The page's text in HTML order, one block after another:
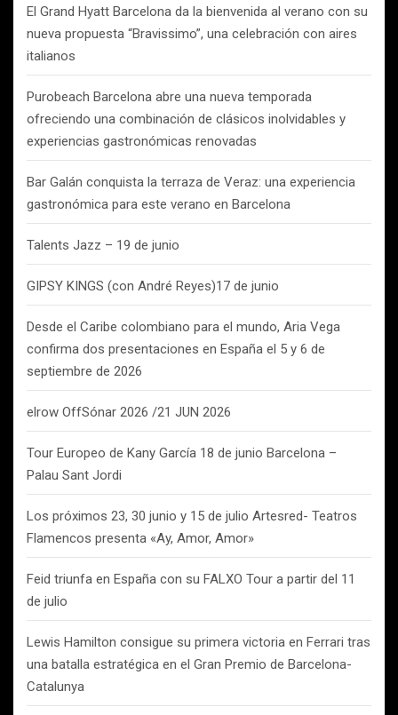
El Grand Hyatt Barcelona da la bienvenida al verano con su
nueva propuesta “Bravissimo”, una celebración con aires
italianos
Purobeach Barcelona abre una nueva temporada
ofreciendo una combinación de clásicos inolvidables y
experiencias gastronómicas renovadas
Bar Galán conquista la terraza de Veraz: una experiencia
gastronómica para este verano en Barcelona
Talents Jazz – 19 de junio
GIPSY KINGS (con André Reyes)17 de junio
Desde el Caribe colombiano para el mundo, Aria Vega
confirma dos presentaciones en España el 5 y 6 de
septiembre de 2026
elrow OffSónar 2026 /21 JUN 2026
Tour Europeo de Kany García 18 de junio Barcelona –
Palau Sant Jordi
Los próximos 23, 30 junio y 15 de julio Artesred- Teatros
Flamencos presenta «Ay, Amor, Amor»
Feid triunfa en España con su FALXO Tour a partir del 11
de julio
Lewis Hamilton consigue su primera victoria en Ferrari tras
una batalla estratégica en el Gran Premio de Barcelona-
Catalunya